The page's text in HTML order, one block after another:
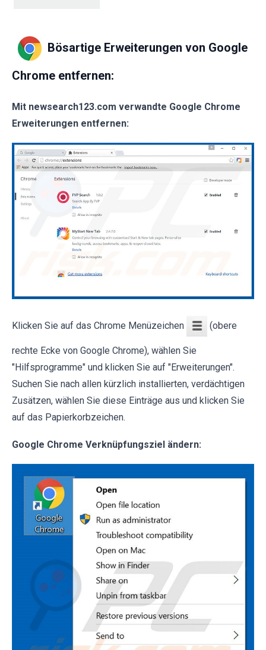
Bösartige Erweiterungen von Google
Chrome entfernen:
Mit newsearch123.com verwandte Google Chrome
Erweiterungen entfernen:
Klicken Sie auf das Chrome Menüzeichen (obere
rechte Ecke von Google Chrome), wählen Sie
"Hilfsprogramme" und klicken Sie auf "Erweiterungen".
Suchen Sie nach allen kürzlich installierten, verdächtigen
Zusätzen, wählen Sie diese Einträge aus und klicken Sie
auf das Papierkorbzeichen.
Google Chrome Verknüpfungsziel ändern: